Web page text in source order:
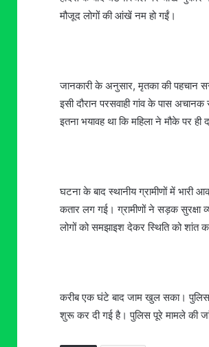
मौजूद लोगों की आंखें नम हो गईं।
जानकारी के अनुसार, मृतका की पहचान
इसी दौरान परसवाही गांव के पास
इतना भयावह था कि महिला ने मौके पर ही
घटना के बाद स्थानीय ग्रामीणों में
कतार लग गई। ग्रामीणों ने सड़क सुरक्षा
लोगों को समझाइश देकर स्थिति को शांत
करीब एक घंटे बाद जाम खुल सका। पुलिस
शुरू कर दी गई है। पुलिस पूरे मामले की